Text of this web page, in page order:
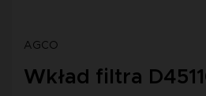
AGCO
Wkład filtra